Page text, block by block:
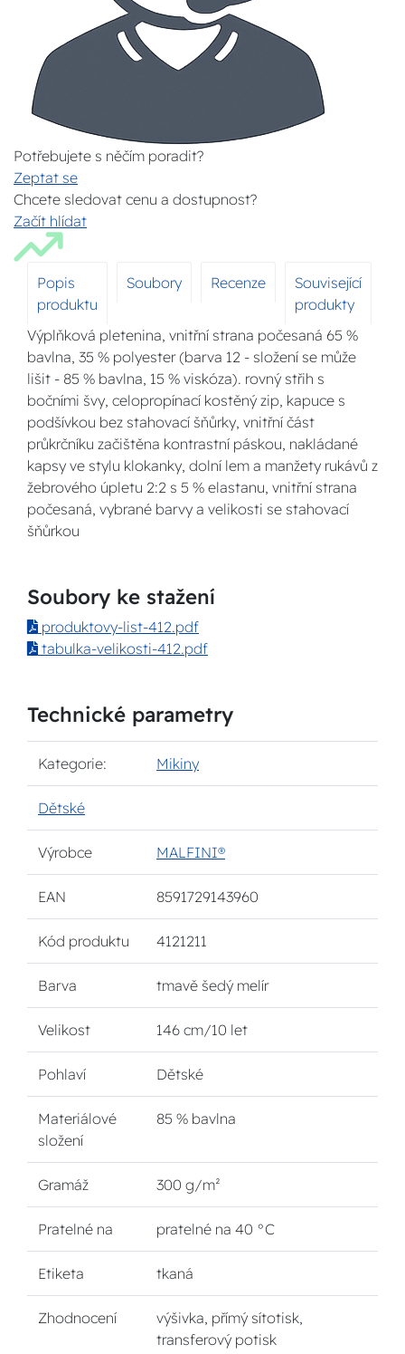
Potřebujete s něčím poradit?
Zeptat se
Chcete sledovat cenu a dostupnost?
Začít hlídat
Popis
produktu
Soubory Recenze
Související
produkty
Výplňková pletenina, vnitřní strana počesaná 65 %
bavlna, 35 % polyester (barva 12 - složení se může
lišit - 85 % bavlna, 15 % viskóza). rovný střih s
bočními švy, celopropínací kostěný zip, kapuce s
podšívkou bez stahovací šňůrky, vnitřní část
průkrčníku začištěna kontrastní páskou, nakládané
kapsy ve stylu klokanky, dolní lem a manžety rukávů z
žebrového úpletu 2:2 s 5 % elastanu, vnitřní strana
počesaná, vybrané barvy a velikosti se stahovací
šňůrkou
Soubory ke stažení
produktovy-list-412.pdf
tabulka-velikosti-412.pdf
Technické parametry
Kategorie: Mikiny
Dětské
Výrobce MALFINI®
EAN 8591729143960
Kód produktu 4121211
Barva tmavě šedý melír
Velikost 146 cm/10 let
Pohlaví Dětské
Materiálové
složení
85 % bavlna
Gramáž 300 g/m²
Pratelné na pratelné na 40 °C
Etiketa tkaná
Zhodnocení
výšivka, přímý sítotisk,
transferový potisk